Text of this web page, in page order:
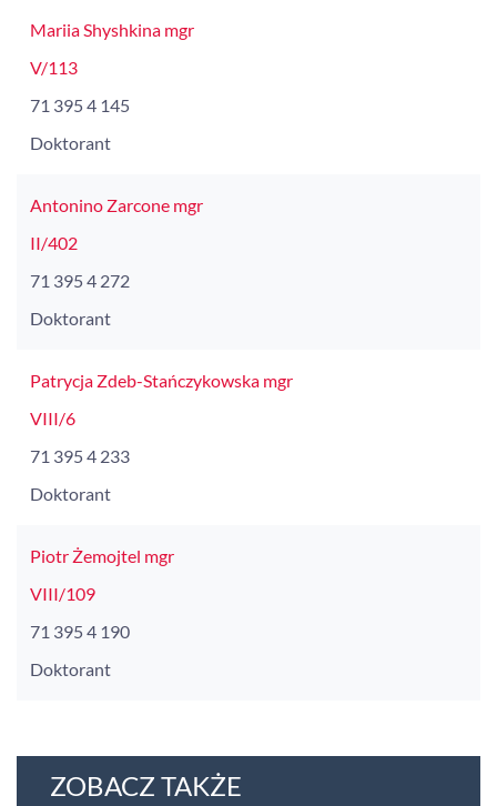
Mariia Shyshkina mgr
V/113
71 395 4 145
Doktorant
Antonino Zarcone mgr
II/402
71 395 4 272
Doktorant
Patrycja Zdeb-Stańczykowska mgr
VIII/6
71 395 4 233
Doktorant
Piotr Żemojtel mgr
VIII/109
71 395 4 190
Doktorant
ZOBACZ TAKŻE